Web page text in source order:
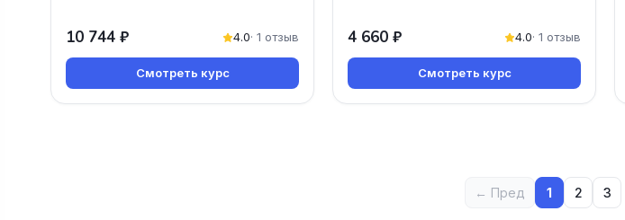
10 744 ₽ 4.0· 1 отзыв
Смотреть курс
4 660 ₽ 4.0· 1 отзыв
Смотреть курс
← Пред 1 2 3